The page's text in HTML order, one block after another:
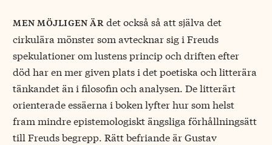
men möjligen ärdet också så att själva det
cirkulära mönster som avtecknar sig i Freuds
spekulationer om lustens princip och driften efter
död har en mer given plats i det poetiska och litterära
tänkandet än i filosofin och analysen. De litterärt
orienterade essäerna i boken lyfter hur som helst
fram mindre epistemologiskt ängsliga förhållningsätt
till Freuds begrepp. Rätt befriande är Gustav